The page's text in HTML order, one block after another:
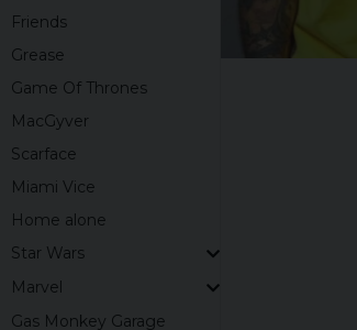
Friends
Grease
Game Of Thrones
MacGyver
Scarface
Miami Vice
Home alone
Star Wars
Marvel
Gas Monkey Garage